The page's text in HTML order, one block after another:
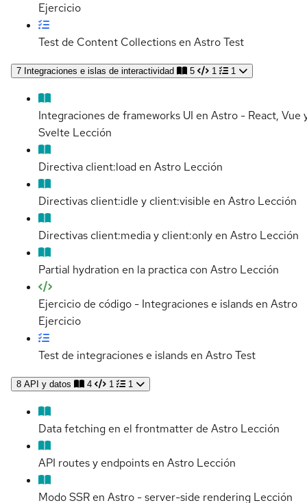
Ejercicio
Test de Content Collections en AstroTest
7 Integraciones e islas de interactividad 5 1 1
Integraciones de frameworks UI en Astro - React, Vue
Svelte Lección
Directiva client:load en Astro Lección
Directivas client:idle y client:visible en Astro Lección
Directivas client:media y client:only en Astro Lección
Partial hydration en la practica con Astro Lección
Ejercicio de código - Integraciones e islands en Astro
Ejercicio
Test de integraciones e islands en AstroTest
8 API y datos 4 1 1
Data fetching en el frontmatter de Astro Lección
API routes y endpoints en Astro Lección
Modo SSR en Astro - server-side rendering Lección